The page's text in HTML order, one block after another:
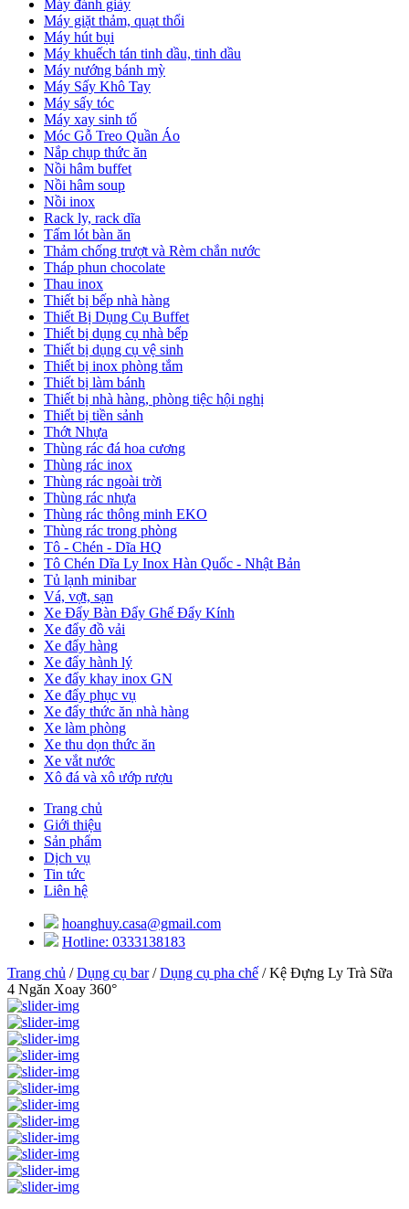
Máy đánh giày
Máy giặt thảm, quạt thổi
Máy hút bụi
Máy khuếch tán tinh dầu, tinh dầu
Máy nướng bánh mỳ
Máy Sấy Khô Tay
Máy sấy tóc
Máy xay sinh tố
Móc Gỗ Treo Quần Áo
Nắp chụp thức ăn
Nồi hâm buffet
Nồi hâm soup
Nồi inox
Rack ly, rack dĩa
Tấm lót bàn ăn
Thảm chống trượt và Rèm chắn nước
Tháp phun chocolate
Thau inox
Thiết bị bếp nhà hàng
Thiết Bị Dụng Cụ Buffet
Thiết bị dụng cụ nhà bếp
Thiết bị dụng cụ vệ sinh
Thiết bị inox phòng tắm
Thiết bị làm bánh
Thiết bị nhà hàng, phòng tiệc hội nghị
Thiết bị tiền sảnh
Thớt Nhựa
Thùng rác đá hoa cương
Thùng rác inox
Thùng rác ngoài trời
Thùng rác nhựa
Thùng rác thông minh EKO
Thùng rác trong phòng
Tô - Chén - Dĩa HQ
Tô Chén Dĩa Ly Inox Hàn Quốc - Nhật Bản
Tủ lạnh minibar
Vá, vợt, sạn
Xe Đẩy Bàn Đẩy Ghế Đẩy Kính
Xe đẩy đồ vải
Xe đẩy hàng
Xe đẩy hành lý
Xe đẩy khay inox GN
Xe đẩy phục vụ
Xe đẩy thức ăn nhà hàng
Xe làm phòng
Xe thu dọn thức ăn
Xe vắt nước
Xô đá và xô ướp rượu
Trang chủ
Giới thiệu
Sản phẩm
Dịch vụ
Tin tức
Liên hệ
hoanghuy.casa@gmail.com
Hotline: 0333138183
Trang chủ /Dụng cụ bar/Dụng cụ pha chế / Kệ Đựng Ly Trà Sữa
4 Ngăn Xoay 360°